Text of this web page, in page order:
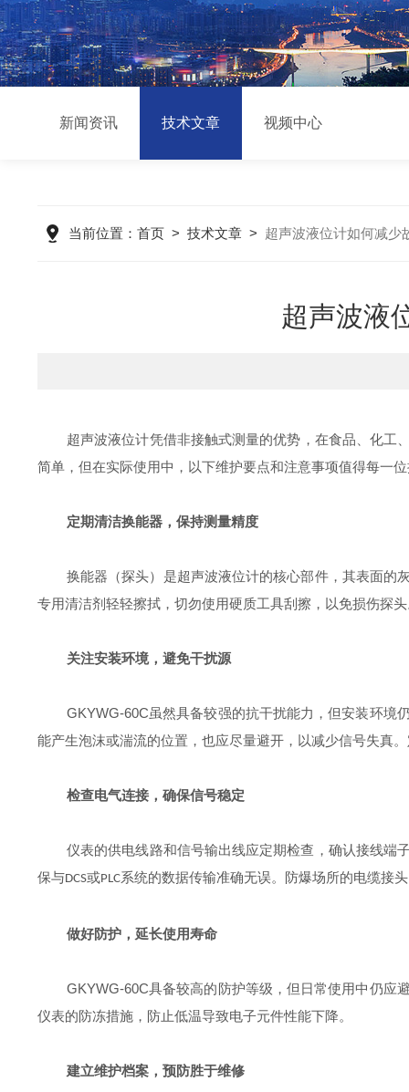
新闻资讯 技术文章 视频中心
当前位置： 首页> 技术文章> 超声波液位计如何减少
超声波液
超声波液位计凭借非接触式测量的优势，在食品、化工
简单，但在实际使用中，以下维护要点和注意事项值得每一
定期清洁换能器，保持测量精度
换能器（探头）是超声波液位计的核心部件，其表面的
专用清洁剂轻轻擦拭，切勿使用硬质工具刮擦，以免损伤探
关注安装环境，避免干扰源
GKYWG-60C虽然具备较强的抗干扰能力，但安装环境
能产生泡沫或湍流的位置，也应尽量避开，以减少信号失真
检查电气连接，确保信号稳定
仪表的供电线路和信号输出线应定期检查，确认接线端
保与DCS或PLC系统的数据传输准确无误。防爆场所的电缆接
做好防护，延长使用寿命
GKYWG-60C具备较高的防护等级，但日常使用中仍应
仪表的防冻措施，防止低温导致电子元件性能下降。
建立维护档案，预防胜于维修